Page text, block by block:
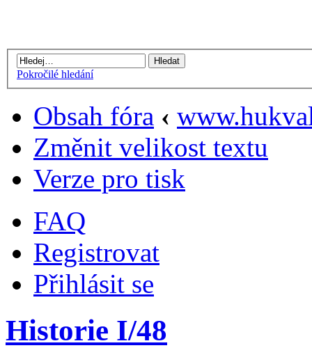
Pokročilé hledání
Obsah fóra ‹
Změnit velikost textu
Verze pro tisk
FAQ
Registrovat
Přihlásit se
Historie I/48